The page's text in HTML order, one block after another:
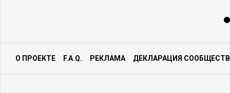
О ПРОЕКТЕ F.A.Q. РЕКЛАМА ДЕКЛАРАЦИЯ